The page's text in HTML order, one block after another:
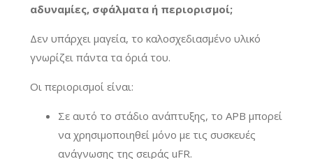
αδυναμίες, σφάλματα ή περιορισμοί;
Δεν υπάρχει μαγεία, το καλοσχεδιασμένο υλικό
γνωρίζει πάντα τα όριά του.
Οι περιορισμοί είναι:
Σε αυτό το στάδιο ανάπτυξης, το APB μπορεί
να χρησιμοποιηθεί μόνο με τις συσκευές
ανάγνωσης της σειράς uFR.